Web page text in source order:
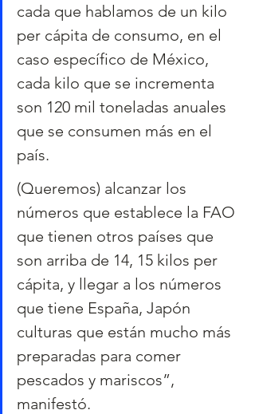
cada que hablamos de un kilo
per cápita de consumo, en el
caso específico de México,
cada kilo que se incrementa
son 120 mil toneladas anuales
que se consumen más en el
país.
(Queremos) alcanzar los
números que establece la FAO
que tienen otros países que
son arriba de 14, 15 kilos per
cápita, y llegar a los números
que tiene España, Japón
culturas que están mucho más
preparadas para comer
pescados y mariscos”,
manifestó.